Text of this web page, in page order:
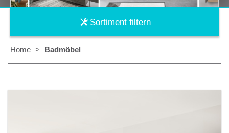
Sortiment filtern
Home > Badmöbel